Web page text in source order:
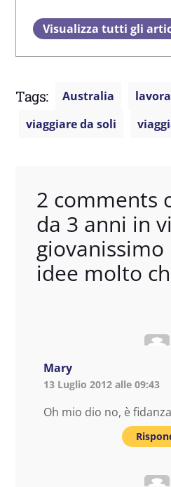
Visualizza tutti gli
Tags: Australia
viaggiare da soli
2 comments
da 3 anni in
giovanissimo
idee molto
Mary
13 Luglio 2012 alle 09:43
Oh mio dio no, è